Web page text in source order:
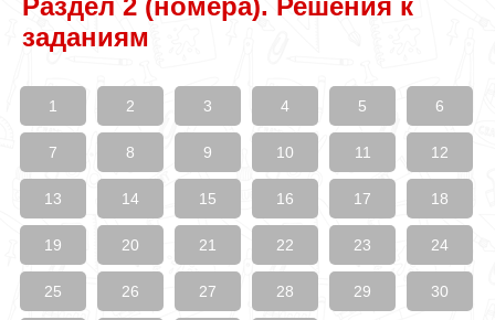
Раздел 2 (номера). Решения к
заданиям
1 2 3 4 5 6
7 8 9 10 11 12
13 14 15 16 17 18
19 20 21 22 23 24
25 26 27 28 29 30